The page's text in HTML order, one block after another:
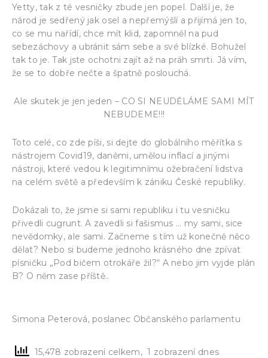
Yetty, tak z té vesničky zbude jen popel. Další je, že
národ je sedřený jak osel a nepřemýšlí a přijímá jen to,
co se mu nařídí, chce mít klid, zapomněl na pud
sebezáchovy a ubránit sám sebe a své blízké. Bohužel
tak to je. Tak jste ochotni zajít až na práh smrti. Já vím,
že se to dobře nečte a špatně poslouchá.
Ale skutek je jen jeden – CO SI NEUDĚLÁME SAMI MÍT
NEBUDEME!!!
Toto celé, co zde píši, si dejte do globálního měřítka s
nástrojem Covid19, daněmi, umělou inflací a jinými
nástroji, které vedou k legitimnímu ožebračení lidstva
na celém světě a především k zániku České republiky.
Dokázali to, že jsme si sami republiku i tu vesničku
přivedli cugrunt. A zavedli si fašismus … my sami, sice
nevědomky, ale sami. Začneme s tím už konečně něco
dělat? Nebo si budeme jednoho krásného dne zpívat
písničku „Pod bičem otrokáře žil?“ A nebo jim vyjde plán
B? O něm zase příště..
Simona Peterová, poslanec Občanského parlamentu
15,478 zobrazení celkem, 1 zobrazení dnes